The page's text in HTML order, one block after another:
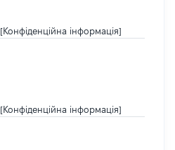
[Конфіденційна інформація]
[Конфіденційна інформація]